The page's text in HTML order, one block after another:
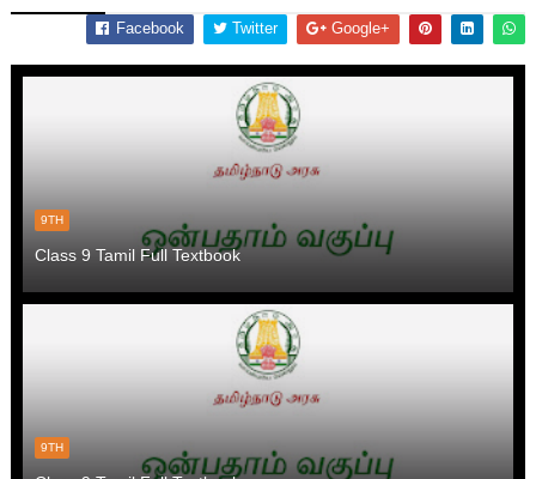
Facebook Twitter Google+
9TH
Class 9 Tamil Full Textbook
9TH